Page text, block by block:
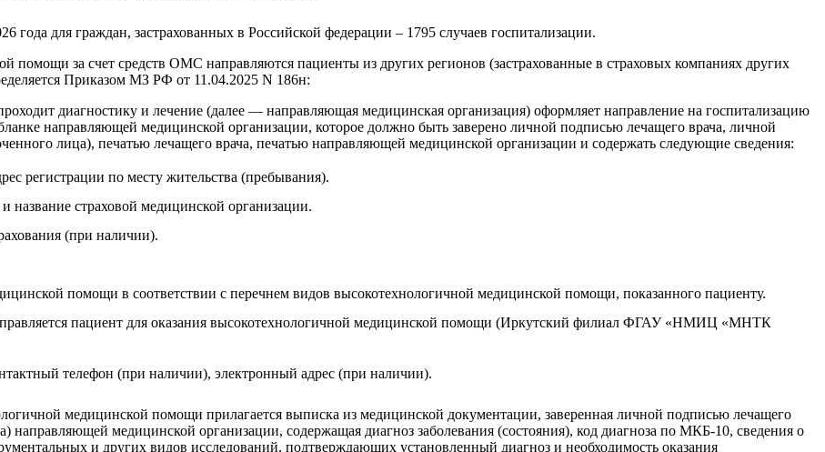
для граждан, застрахованных в Российской федерации – 1795 случаев госпитализации.
помощи за счет средств ОМС направляются пациенты из других регионов (застрахованные в страховых компаниях других
Приказом МЗ РФ от 11.04.2025 N 186н:
диагностику и лечение (далее — направляющая медицинская организация) оформляет направление на госпитализацию
направляющей медицинской организации, которое должно быть заверено личной подписью лечащего врача, личной
лица), печатью лечащего врача, печатью направляющей медицинской организации и содержать следующие сведения:
регистрации по месту жительства (пребывания).
название страховой медицинской организации.
(при наличии).
помощи в соответствии с перечнем видов высокотехнологичной медицинской помощи, показанного пациенту.
пациент для оказания высокотехнологичной медицинской помощи (Иркутский филиал ФГАУ «НМИЦ «МНТК
телефон (при наличии), электронный адрес (при наличии).
медицинской помощи прилагается выписка из медицинской документации, заверенная личной подписью лечащего
направляющей медицинской организации, содержащая диагноз заболевания (состояния), код диагноза по МКБ-10, сведения о
и других видов исследований, подтверждающих установленный диагноз и необходимость оказания